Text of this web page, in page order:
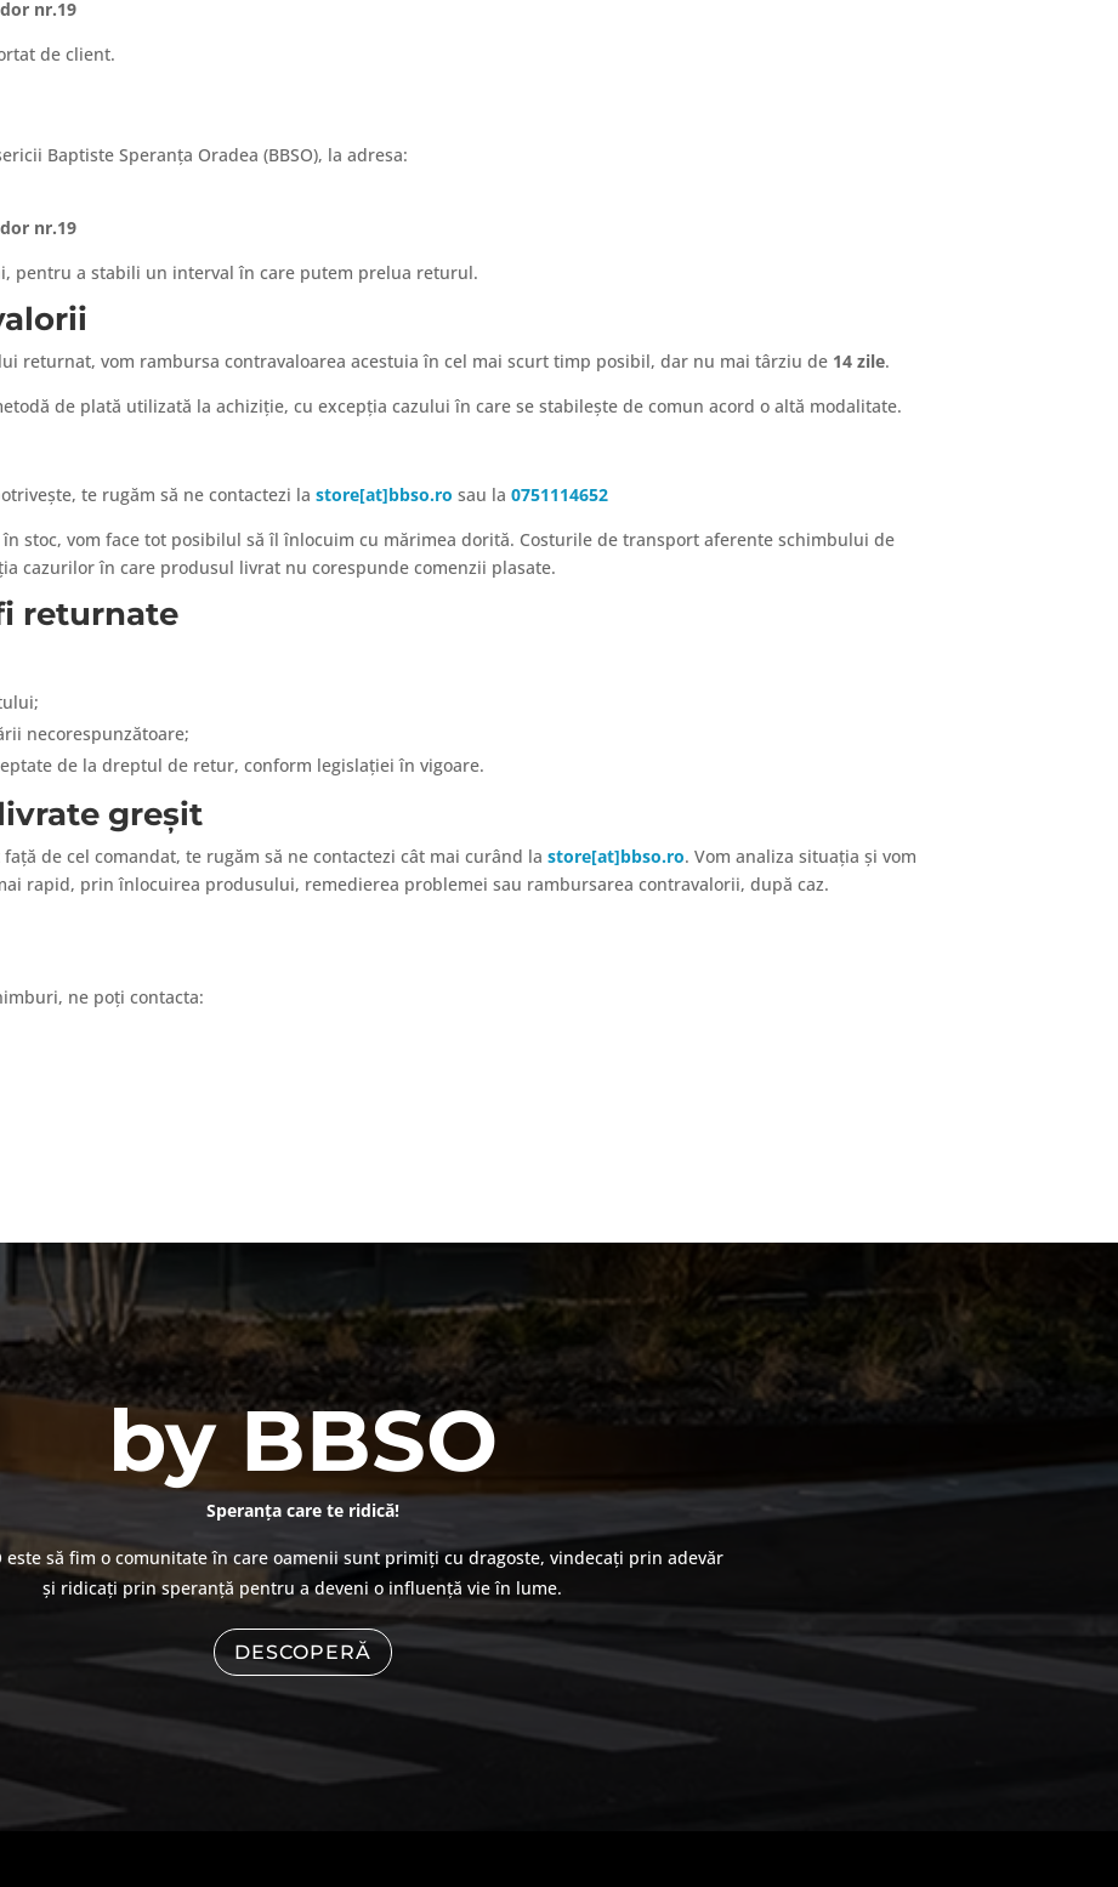
nr.19
de client.
Baptiste Speranța Oradea (BBSO), la adresa:
nr.19
pentru a stabili un interval în care putem prelua returul.
returnat, vom rambursa contravaloarea acestuia în cel mai scurt timp posibil, dar nu mai târziu de 14 zile.
de plată utilizată la achiziție, cu excepția cazului în care se stabilește de comun acord o altă modalitate.
te rugăm să ne contactezi lastore[at]bbso.ro sau la0751114652
stoc, vom face tot posibilul să îl înlocuim cu mărimea dorită. Costurile de transport aferente schimbului de
cazurilor în care produsul livrat nu corespunde comenzii plasate.
returnate
necorespunzătoare;
de la dreptul de retur, conform legislației în vigoare.
greșit
de cel comandat, te rugăm să ne contactezi cât mai curând lastore[at]bbso.ro. Vom analiza situația și vom
rapid, prin înlocuirea produsului, remedierea problemei sau rambursarea contravalorii, după caz.
ne poți contacta:
by BBSO
Speranța care te ridică!
este să fim o comunitate în care oamenii sunt primiți cu dragoste, vindecați prin adevăr
și ridicați prin speranță pentru a deveni o influență vie în lume.
DESCOPERĂ